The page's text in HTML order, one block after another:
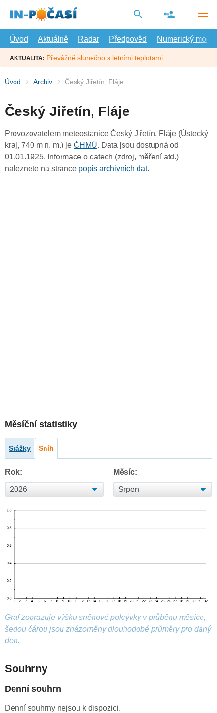
hlavní
Úvod
Aktuálně Radar Předpověď Numerický model
AKTUALITA: Převážně slunečno s letními teplotami
Úvod Archiv Český Jiřetín, Fláje
Český Jiřetín, Fláje
Provozovatelem meteostanice Český Jiřetín, Fláje (Ústecký
kraj, 740 m n. m.) je ČHMÚ. Data jsou dostupná od
01.01.1925. Informace o datech (zdroj, měření atd.)
naleznete na stránce popis archivních dat.
Měsíční statistiky
Srážky Sníh
Rok: Měsíc:
Graf zobrazuje výšku sněhové pokrývky v průběhu měsíce,
šedou čárou jsou znázorněny dlouhodobé průměry pro daný
den.
Souhrny
Denní souhrn
Denní souhrny nejsou k dispozici.